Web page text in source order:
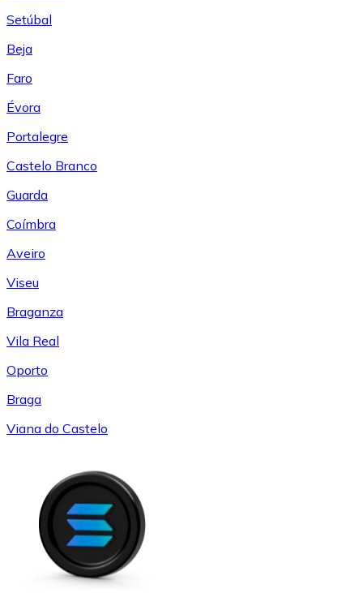
Setúbal
Beja
Faro
Évora
Portalegre
Castelo Branco
Guarda
Coímbra
Aveiro
Viseu
Braganza
Vila Real
Oporto
Braga
Viana do Castelo